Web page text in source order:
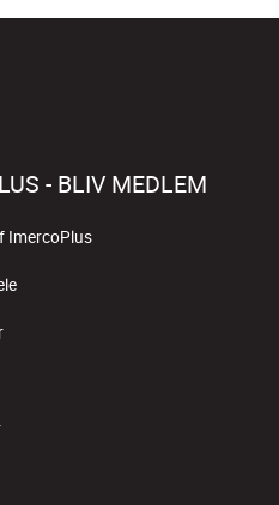
- BLIV MEDLEM
ImercoPlus